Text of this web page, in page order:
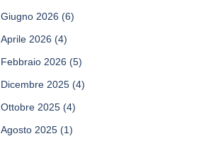
Giugno 2026 (6)
Aprile 2026 (4)
Febbraio 2026 (5)
Dicembre 2025 (4)
Ottobre 2025 (4)
Agosto 2025 (1)